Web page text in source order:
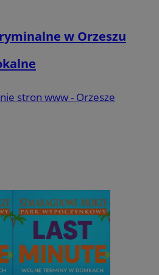
w Orzeszu
stron www - Orzesze